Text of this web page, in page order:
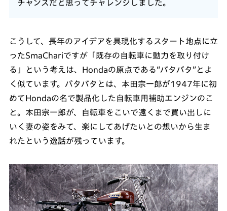
チャンスだと思ってチャレンジしました。
こうして、長年のアイデアを具現化するスタート地点に立
ったSmaChariですが「既存の自転車に動力を取り付け
る」という考えは、Hondaの原点である“バタバタ”とよ
く似ています。バタバタとは、本田宗一郎が1947年に初
めてHondaの名で製品化した自転車用補助エンジンのこ
と。本田宗一郎が、自転車をこいで遠くまで買い出しに
いく妻の姿をみて、楽にしてあげたいとの想いから生ま
れたという逸話が残っています。